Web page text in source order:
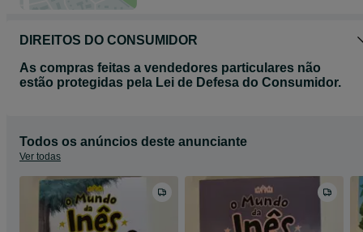
DIREITOS DO CONSUMIDOR
As compras feitas a vendedores particulares não
estão protegidas pela Lei de Defesa do Consumidor.
Todos os anúncios deste anunciante
Ver todas